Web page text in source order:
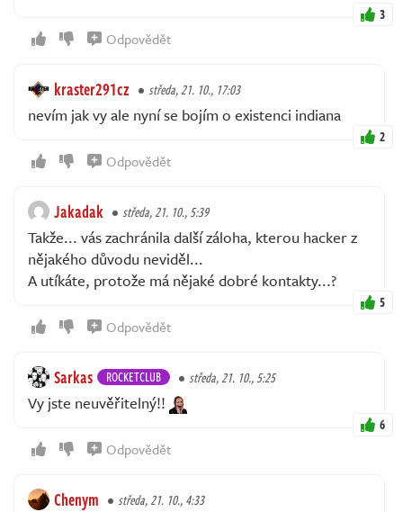
3
Odpovědět
kraster291cz středa, 21. 10., 17:03
nevím jak vy ale nyní se bojím o existenci indiana
2
Odpovědět
Jakadak středa, 21. 10., 5:39
Takže... vás zachránila další záloha, kterou hacker z
nějakého důvodu neviděl...
A utíkáte, protože má nějaké dobré kontakty...?
5
Odpovědět
Sarkas ROCKETCLUB středa, 21. 10., 5:25
Vy jste neuvěřitelný!!
6
Odpovědět
Chenym středa, 21. 10., 4:33